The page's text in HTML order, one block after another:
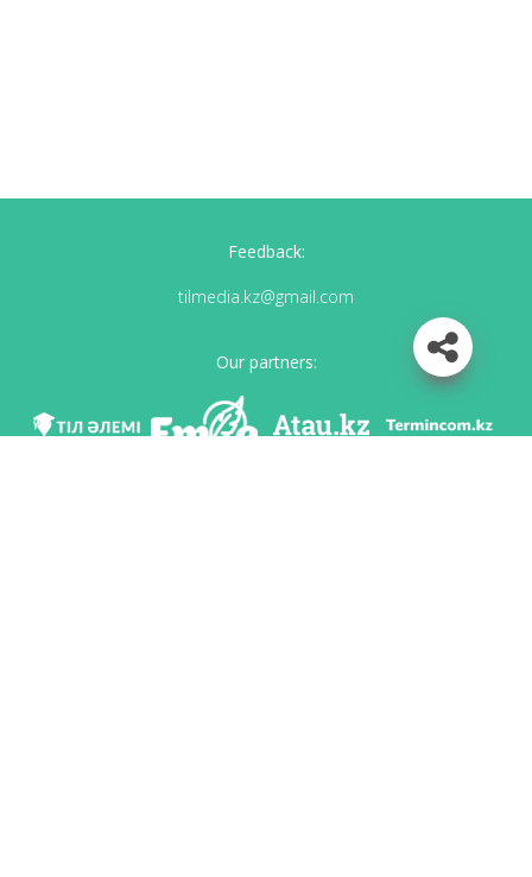
Feedback:
tilmedia.kz@gmail.com
Our partners: